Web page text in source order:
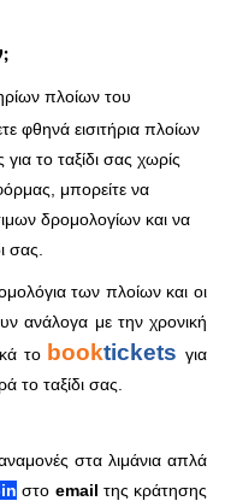
πλοίων του
φθηνά εισιτήρια πλοίων
το ταξίδι σας χωρίς
μπορείτε να
δρομολογίων και να
σας.
των πλοίων και οι
ανάλογα με την χρονική
το bookticketsγια
το ταξίδι σας.
στα λιμάνια απλά
στο email της κράτησης